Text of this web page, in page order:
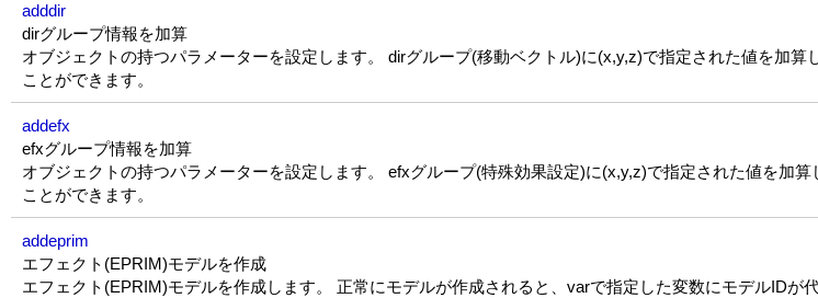
adddir
dirグループ情報を加算
オブジェクトの持つパラメーターを設定します。 dirグループ(移動ベクトル)に(x,y,z)で指定された値を加
ことができます。
addefx
efxグループ情報を加算
オブジェクトの持つパラメーターを設定します。 efxグループ(特殊効果設定)に(x,y,z)で指定された値を加
ことができます。
addeprim
エフェクト(EPRIM)モデルを作成
エフェクト(EPRIM)モデルを作成します。 正常にモデルが作成されると、varで指定した変数にモデルIDが